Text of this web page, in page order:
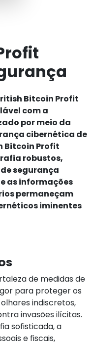
Bitcoin Profit
com a
por meio da
cibernética de
Bitcoin Profit
robustos,
segurança
as informações
permaneçam
iminentes
de medidas de
para proteger os
indiscretos,
invasões ilícitas.
sofisticada, a
e fiscais,